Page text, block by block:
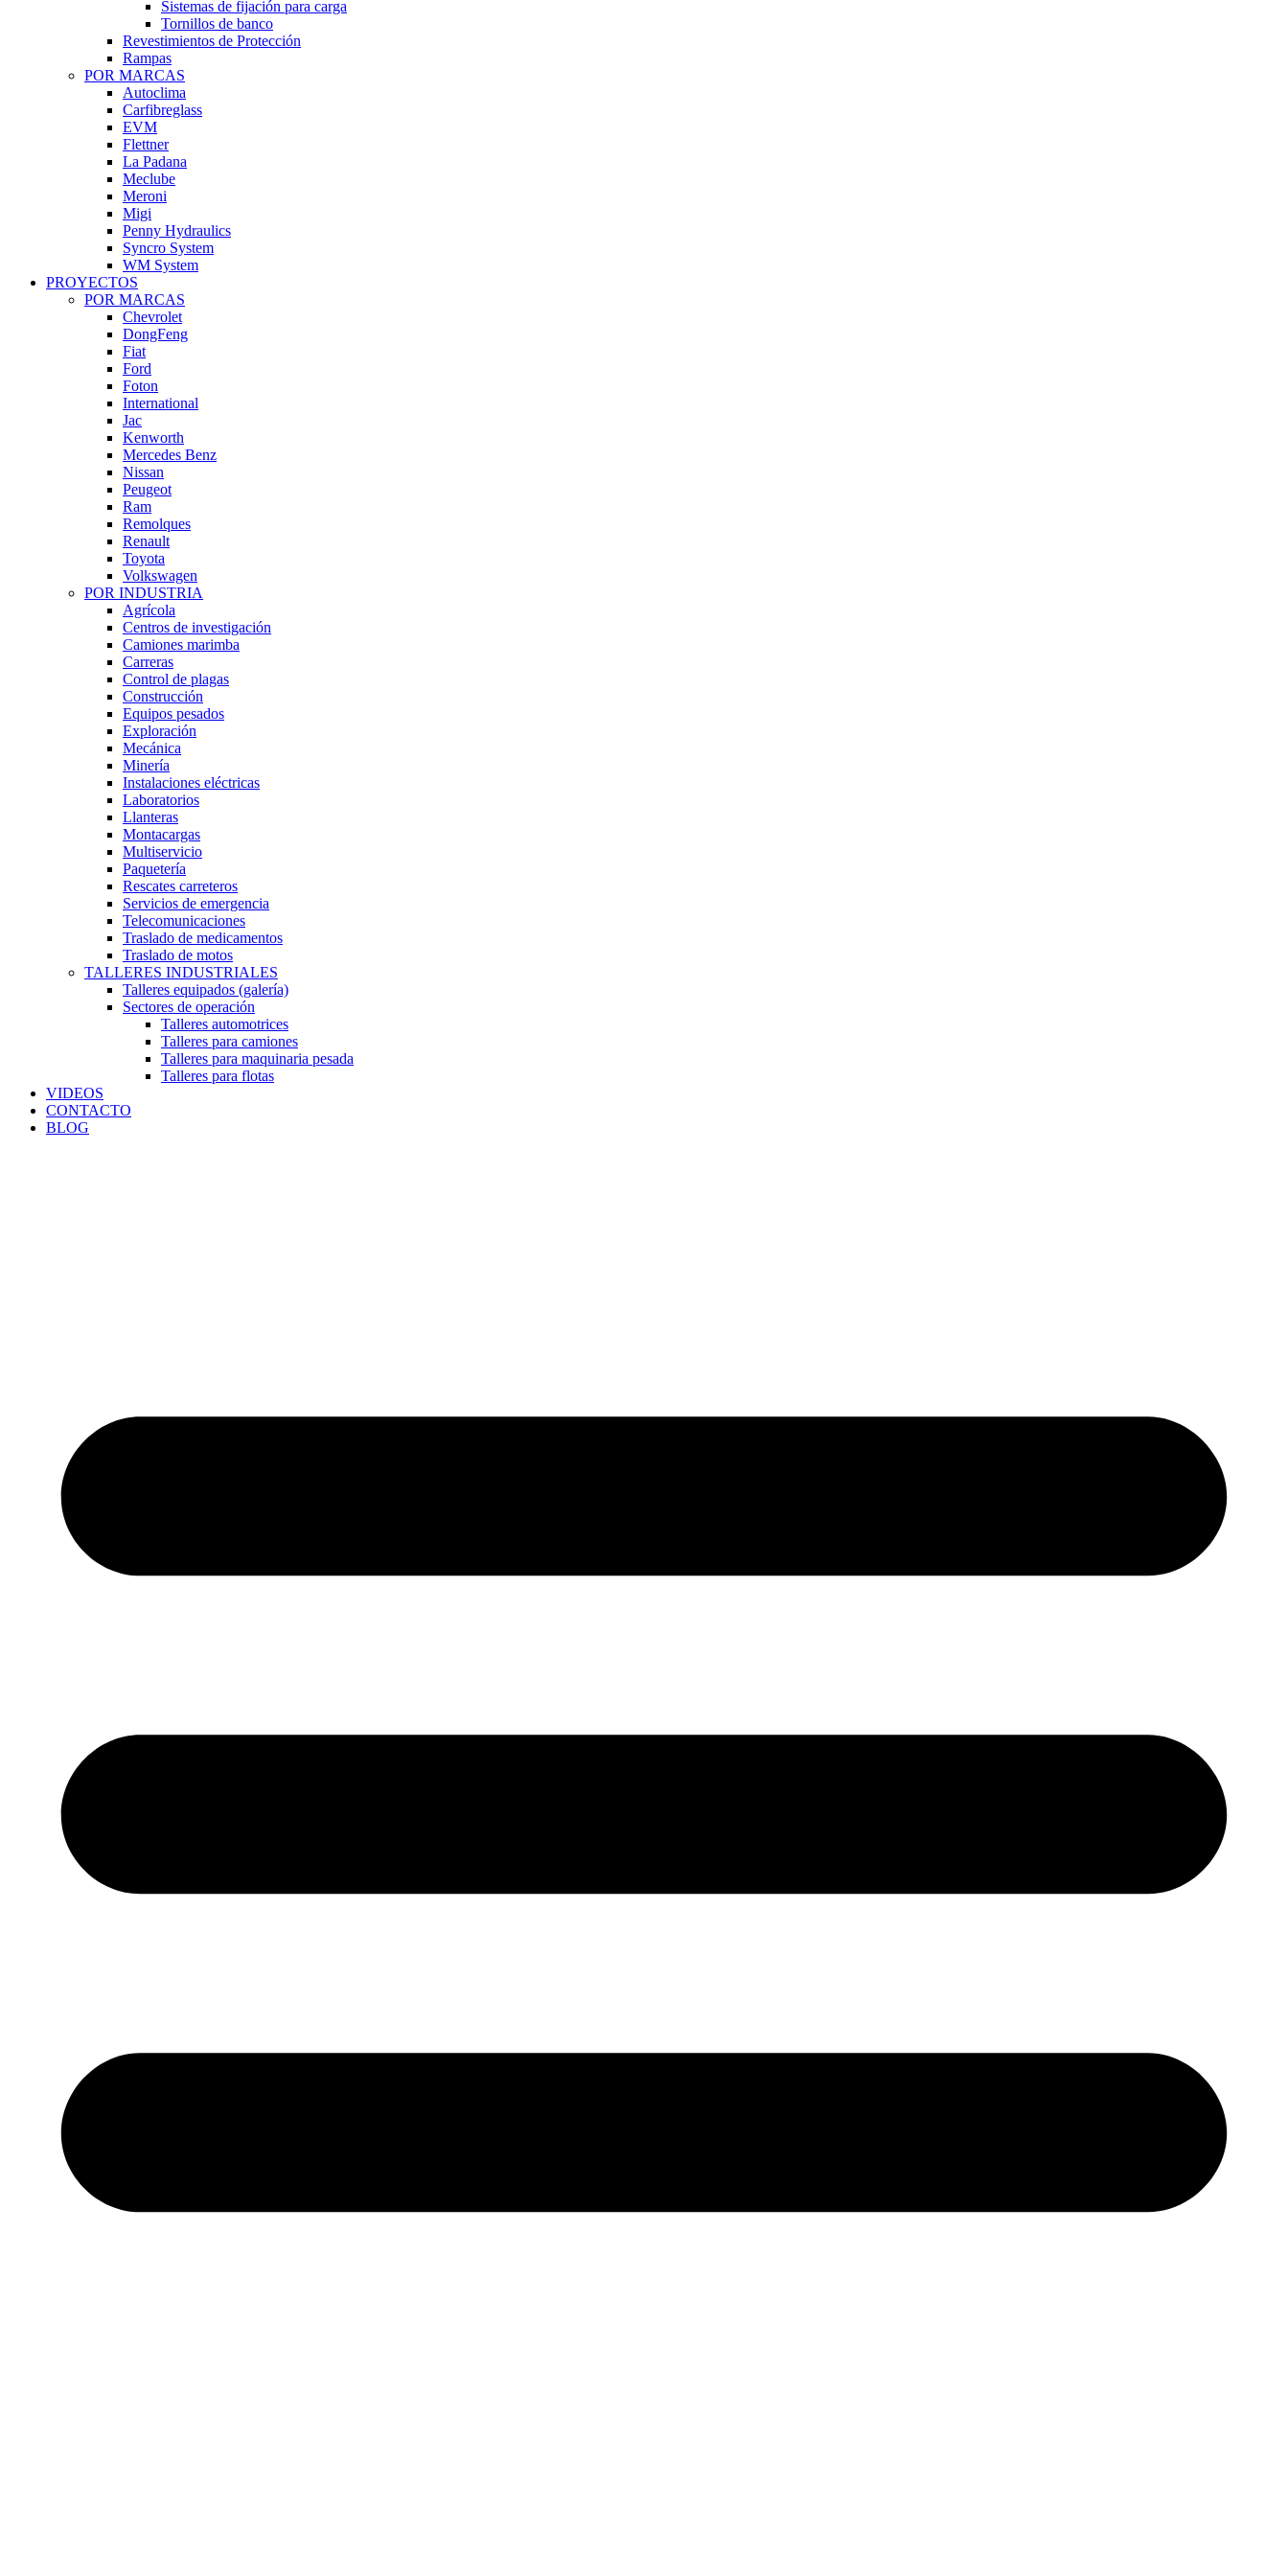
Sistemas de fijación para carga
Tornillos de banco
Revestimientos de Protección
Rampas
POR MARCAS
Autoclima
Carfibreglass
EVM
Flettner
La Padana
Meclube
Meroni
Migi
Penny Hydraulics
Syncro System
WM System
PROYECTOS
POR MARCAS
Chevrolet
DongFeng
Fiat
Ford
Foton
International
Jac
Kenworth
Mercedes Benz
Nissan
Peugeot
Ram
Remolques
Renault
Toyota
Volkswagen
POR INDUSTRIA
Agrícola
Centros de investigación
Camiones marimba
Carreras
Control de plagas
Construcción
Equipos pesados
Exploración
Mecánica
Minería
Instalaciones eléctricas
Laboratorios
Llanteras
Montacargas
Multiservicio
Paquetería
Rescates carreteros
Servicios de emergencia
Telecomunicaciones
Traslado de medicamentos
Traslado de motos
TALLERES INDUSTRIALES
Talleres equipados (galería)
Sectores de operación
Talleres automotrices
Talleres para camiones
Talleres para maquinaria pesada
Talleres para flotas
VIDEOS
CONTACTO
BLOG